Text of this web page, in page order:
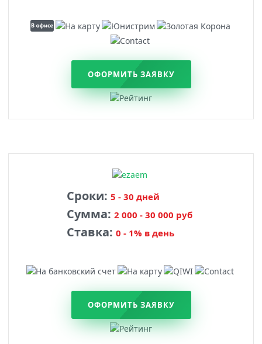
ОФОРМИТЬ ЗАЯВКУ
Сроки: 5 - 30 дней
Сумма: 2 000 - 30 000 руб
Ставка: 0 - 1% в день
ОФОРМИТЬ ЗАЯВКУ